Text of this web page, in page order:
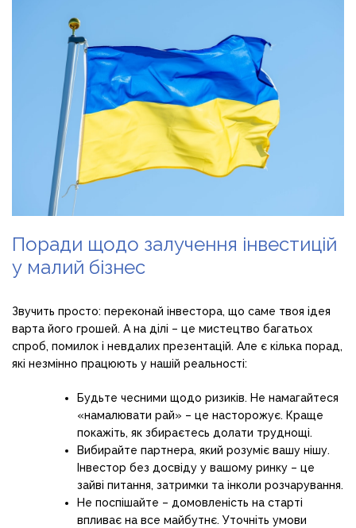
Поради щодо залучення інвестицій
у малий бізнес
Звучить просто: переконай інвестора, що саме твоя ідея
варта його грошей. А на ділі – це мистецтво багатьох
спроб, помилок і невдалих презентацій. Але є кілька порад,
які незмінно працюють у нашій реальності:
Будьте чесними щодо ризиків. Не намагайтеся
«намалювати рай» – це насторожує. Краще
покажіть, як збираєтесь долати труднощі.
Вибирайте партнера, який розуміє вашу нішу.
Інвестор без досвіду у вашому ринку – це
зайві питання, затримки та інколи розчарування.
Не поспішайте – домовленість на старті
впливає на все майбутнє. Уточніть умови